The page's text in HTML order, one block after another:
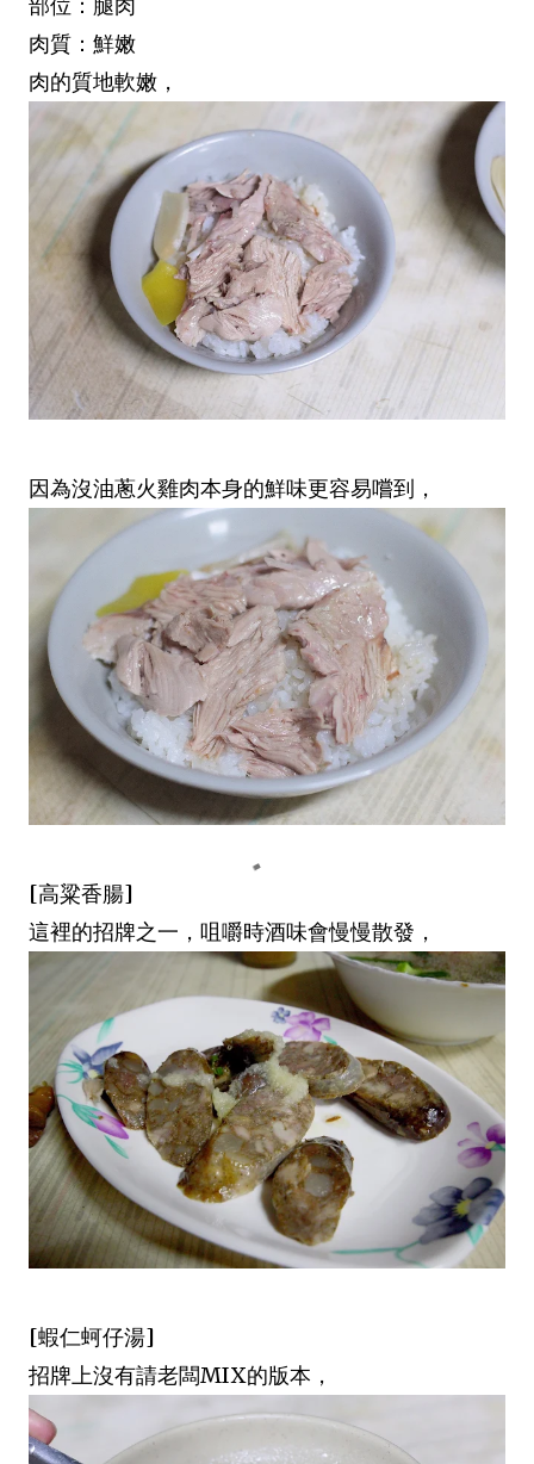
部位：腿肉
肉質：鮮嫩
肉的質地軟嫩，
因為沒油蔥火雞肉本身的鮮味更容易嚐到，
[高粱香腸]
這裡的招牌之一，咀嚼時酒味會慢慢散發，
[蝦仁蚵仔湯]
招牌上沒有請老闆MIX的版本，